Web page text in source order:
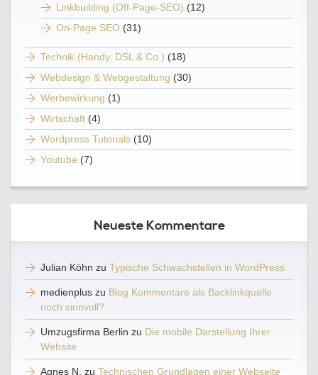
Linkbuilding (Off-Page-SEO) (12)
On-Page SEO (31)
Technik (Handy, DSL & Co.) (18)
Webdesign & Webgestaltung (30)
Werbewirkung (1)
Wirtschaft (4)
Wordpress Tutorials (10)
Youtube (7)
Neueste Kommentare
Julian Köhn zu Typische Schwachstellen in WordPress
medienplus zu Blog Kommentare als Backlinkquelle
noch sinnvoll?
Umzugsfirma Berlin zu Die mobile Darstellung Ihrer
Website
Agnes N. zu Technischen Grundlagen einer Webseite